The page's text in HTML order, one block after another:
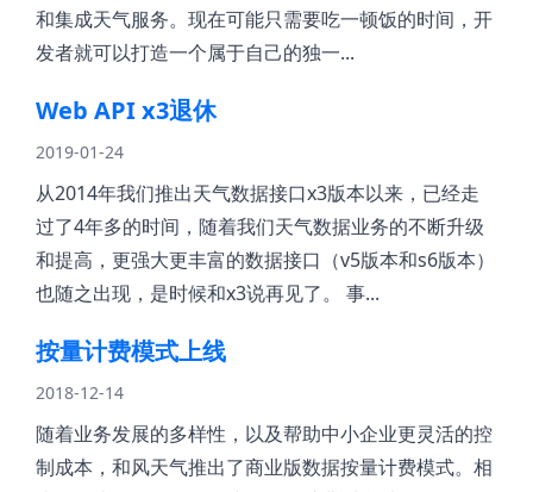
和集成天气服务。现在可能只需要吃一顿饭的时间，开
发者就可以打造一个属于自己的独一...
Web API x3退休
2019-01-24
从2014年我们推出天气数据接口x3版本以来，已经走
过了4年多的时间，随着我们天气数据业务的不断升级
和提高，更强大更丰富的数据接口（v5版本和s6版本）
也随之出现，是时候和x3说再见了。 事...
按量计费模式上线
2018-12-14
随着业务发展的多样性，以及帮助中小企业更灵活的控
制成本，和风天气推出了商业版数据按量计费模式。相